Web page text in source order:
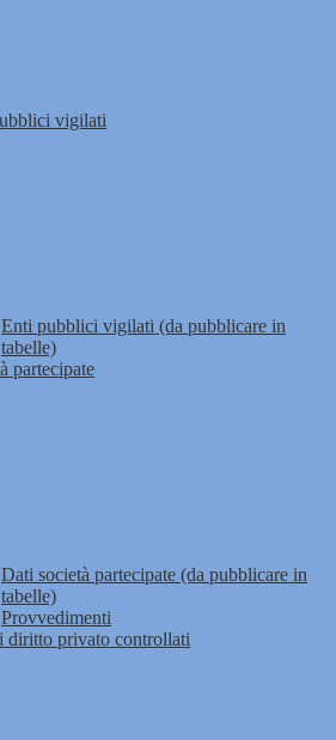
vigilati
Enti pubblici vigilati (da pubblicare in
tabelle)
partecipate
Dati società partecipate (da pubblicare in
tabelle)
Provvedimenti
diritto privato controllati